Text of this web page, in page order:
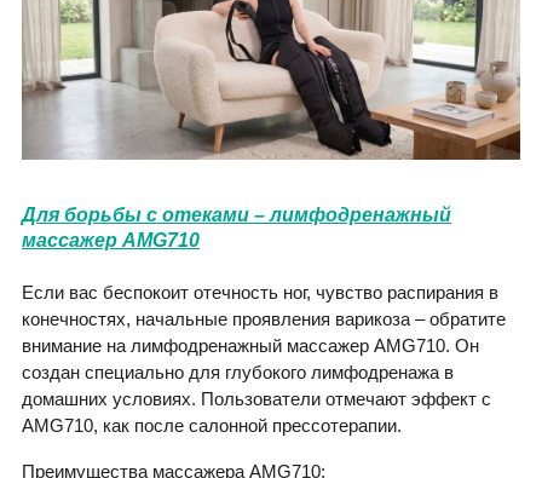
Для борьбы с отеками – лимфодренажный
массажер AMG710
Если вас беспокоит отечность ног, чувство распирания в
конечностях, начальные проявления варикоза – обратите
внимание на лимфодренажный массажер AMG710. Он
создан специально для глубокого лимфодренажа в
домашних условиях. Пользователи отмечают эффект с
AMG710, как после салонной прессотерапии.
Преимущества массажера AMG710: